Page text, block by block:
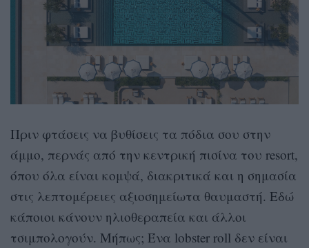
Πριν φτάσεις να βυθίσεις τα πόδια σου στην
άμμο, περνάς από την κεντρική πισίνα του resort,
όπου όλα είναι κομψά, διακριτικά και η σημασία
στις λεπτομέρειες αξιοσημείωτα θαυμαστή. Εδώ
κάποιοι κάνουν ηλιοθεραπεία και άλλοι
τσιμπολογούν. Μήπως; Ένα lobster roll δεν είναι